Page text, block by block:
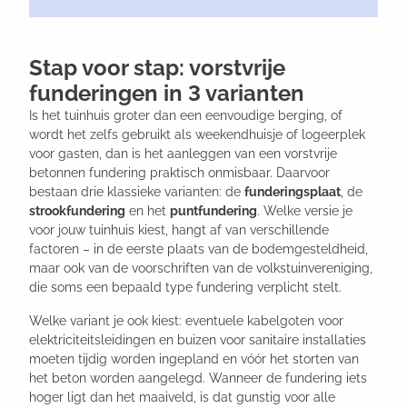
Stap voor stap: vorstvrije
funderingen in 3 varianten
Is het tuinhuis groter dan een eenvoudige berging, of
wordt het zelfs gebruikt als weekendhuisje of logeerplek
voor gasten, dan is het aanleggen van een vorstvrije
betonnen fundering praktisch onmisbaar. Daarvoor
bestaan drie klassieke varianten: de funderingsplaat, de
strookfundering en het puntfundering. Welke versie je
voor jouw tuinhuis kiest, hangt af van verschillende
factoren – in de eerste plaats van de bodemgesteldheid,
maar ook van de voorschriften van de volkstuinvereniging,
die soms een bepaald type fundering verplicht stelt.
Welke variant je ook kiest: eventuele kabelgoten voor
elektriciteitsleidingen en buizen voor sanitaire installaties
moeten tijdig worden ingepland en vóór het storten van
het beton worden aangelegd. Wanneer de fundering iets
hoger ligt dan het maaiveld, is dat gunstig voor alle